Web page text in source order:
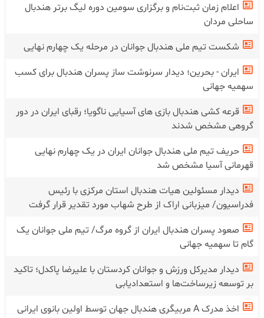
اعلام زمان ثبت‌نام و برگزاری سومین دوره لیگ برتر هندبال
ساحلی مردان
شکست تیم ملی هندبال جوانان در‌ مرحله یک چهارم نهایی
ایران - بحرین؛ دیدار سرنوشت ساز پسران هندبال برای کسب
سهمیه جهانی
قرعه کشی هندبال بازی های آسیایی ناگویا؛ رقبای ایران در دور
گروهی مشخص شدند
حریف تیم ملی هندبال جوانان ایران در یک چهارم نهایی
قهرمانی آسیا مشخص شد
دیدار مسئولین هیات هندبال استان مرکزی با رئیس
فدراسیون/ میزبانی اراک از طرح شهاب مورد تقدیر قرار گرفت
صعود پسران هندبال ایران از گروه مرگ/ تیم ملی جوانان یک
گام تا سهمیه جهانی
دیدار مدیرکل ورزش و جوانان کردستان با علیرضا پاکدل؛ تاکید
بر توسعه زیرساخت‌ها و استعدادیابی
اخذ مدرک A مربیگری هندبال جهان توسط اولین بانوی ایرانی